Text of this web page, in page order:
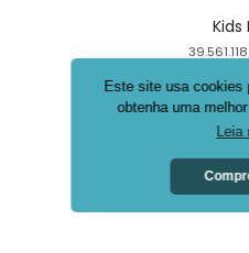
Este site usa cookies
obtenha uma
Leia
Kids
Criar loja virtual